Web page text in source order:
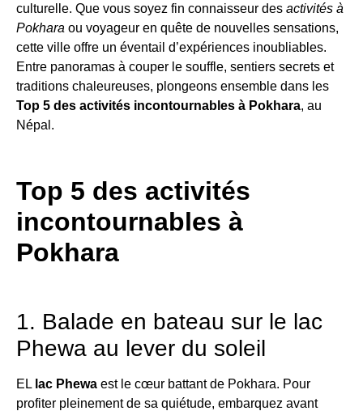
culturelle. Que vous soyez fin connaisseur des activités à
Pokhara ou voyageur en quête de nouvelles sensations,
cette ville offre un éventail d’expériences inoubliables.
Entre panoramas à couper le souffle, sentiers secrets et
traditions chaleureuses, plongeons ensemble dans les
Top 5 des activités incontournables à Pokhara, au
Népal.
Top 5 des activités
incontournables à
Pokhara
1. Balade en bateau sur le lac
Phewa au lever du soleil
EL lac Phewa est le cœur battant de Pokhara. Pour
profiter pleinement de sa quiétude, embarquez avant